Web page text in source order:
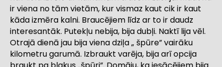
ir viena no tām vietām, kur vismaz kaut cik ir kaut
kāda izmēra kalni. Braucējiem līdz ar to ir daudz
interesantāk. Putekļu nebija, bija dubļi. Naktī lija vēl.
Otrajā dienā jau bija viena dziļa „ špūre” vairāku
kilometru garumā. Izbraukt varēja, bija arī opcija